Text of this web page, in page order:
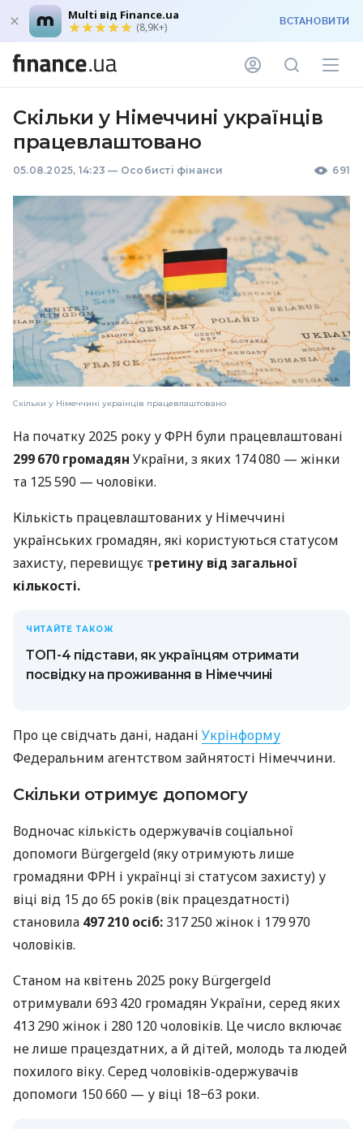
Multi від Finance.ua
(8,9K+) ВСТАНОВИТИ
Скільки у Німеччині українців
працевлаштовано
05.08.2025, 14:23 — Особисті фінанси 691
Скільки у Німеччині українців працевлаштовано
На початку 2025 року у ФРН були працевлаштовані
299 670 громадян України, з яких 174 080 — жінки
та 125 590 — чоловіки.
Кількість працевлаштованих у Німеччині
українських громадян, які користуються статусом
захисту, перевищує третину від загальної
кількості.
ЧИТАЙТЕ ТАКОЖ
ТОП-4 підстави, як українцям отримати
посвідку на проживання в Німеччині
Про це свідчать дані, надані Укрінформу
Федеральним агентством зайнятості Німеччини.
Скільки отримує допомогу
Водночас кількість одержувачів соціальної
допомоги Bürgergeld (яку отримують лише
громадяни ФРН і українці зі статусом захисту) у
віці від 15 до 65 років (вік працездатності)
становила 497 210 осіб: 317 250 жінок і 179 970
чоловіків.
Станом на квітень 2025 року Bürgergeld
отримували 693 420 громадян України, серед яких
413 290 жінок і 280 120 чоловіків. Це число включає
не лише працездатних, а й дітей, молодь та людей
похилого віку. Серед чоловіків-одержувачів
допомоги 150 660 — у віці 18−63 роки.